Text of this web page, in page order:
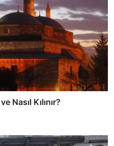
Nasıl Kılınır?